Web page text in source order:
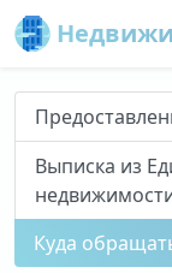
Выписка из
Куда